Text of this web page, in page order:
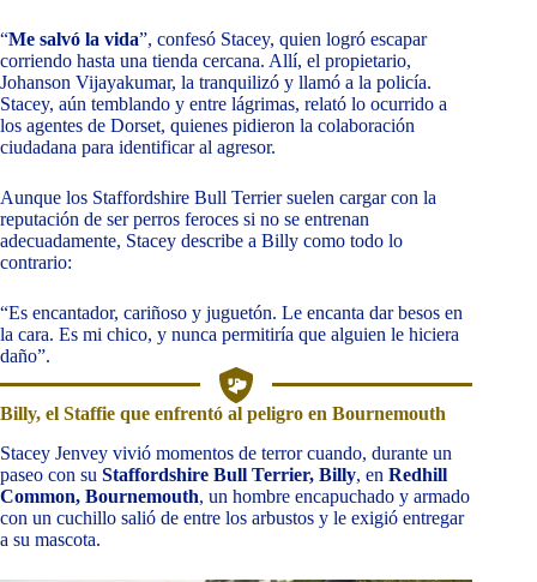
“Me salvó la vida”, confesó Stacey, quien logró escapar
corriendo hasta una tienda cercana. Allí, el propietario,
Johanson Vijayakumar, la tranquilizó y llamó a la policía.
Stacey, aún temblando y entre lágrimas, relató lo ocurrido a
los agentes de Dorset, quienes pidieron la colaboración
ciudadana para identificar al agresor.
Aunque los Staffordshire Bull Terrier suelen cargar con la
reputación de ser perros feroces si no se entrenan
adecuadamente, Stacey describe a Billy como todo lo
contrario:
“Es encantador, cariñoso y juguetón. Le encanta dar besos en
la cara. Es mi chico, y nunca permitiría que alguien le hiciera
daño”.
Billy, el Staffie que enfrentó al peligro en Bournemouth
Stacey Jenvey vivió momentos de terror cuando, durante un
paseo con su Staffordshire Bull Terrier, Billy, en Redhill
Common, Bournemouth, un hombre encapuchado y armado
con un cuchillo salió de entre los arbustos y le exigió entregar
a su mascota.